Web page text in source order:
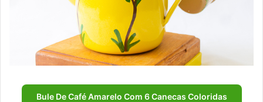
Bule De Café Amarelo Com 6 Canecas Coloridas